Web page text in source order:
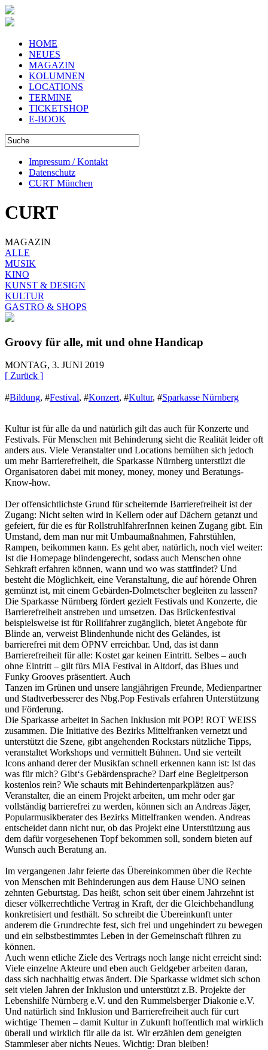
HOME
NEUES
MAGAZIN
KOLUMNEN
LOCATIONS
TERMINE
TICKETSHOP
E-BOOK
Impressum / Kontakt
Datenschutz
CURT München
CURT
MAGAZIN
ALLE
MUSIK
KINO
KUNST & DESIGN
KULTUR
GASTRO & SHOPS
Groovy für alle, mit und ohne Handicap
MONTAG, 3. JUNI 2019
[ Zurück ]
#Bildung, #Festival, #Konzert, #Kultur, #Sparkasse Nürnberg
Kultur ist für alle da und natürlich gilt das auch für Konzerte und
Festivals. Für Menschen mit Behinderung sieht die Realität leider oft
anders aus. Viele Veranstalter und Locations bemühen sich jedoch
um mehr Barrierefreiheit, die Sparkasse Nürnberg unterstüzt die
Organisatoren dabei mit money, money, money und Beratungs-
Know-how.
Der offensichtlichste Grund für scheiternde Barrierefreiheit ist der
Zugang: Nicht selten wird in Kellern oder auf Dächern getanzt und
gefeiert, für die es für RollstruhlfahrerInnen keinen Zugang gibt. Ein
Umstand, dem man nur mit Umbaumaßnahmen, Fahrstühlen,
Rampen, beikommen kann. Es geht aber, natürlich, noch viel weiter:
Ist die Homepage blindengerecht, sodass auch Menschen ohne
Sehkraft erfahren können, wann und wo was stattfindet? Und
besteht die Möglichkeit, eine Veranstaltung, die auf hörende Ohren
gemünzt ist, mit einem Gebärden-Dolmetscher begleiten zu lassen?
Die Sparkasse Nürnberg fördert gezielt Festivals und Konzerte, die
Barrierefreiheit anstreben und umsetzen. Das Brückenfestival
beispielsweise ist für Rollifahrer zugänglich, bietet Angebote für
Blinde an, verweist Blindenhunde nicht des Geländes, ist
barrierefrei mit dem ÖPNV erreichbar. Und, das ist dann
Barrierefreiheit für alle: Kostet gar keinen Eintritt. Selbes – auch
ohne Eintritt – gilt fürs MIA Festival in Altdorf, das Blues und
Funky Grooves präsentiert. Auch
Tanzen im Grünen und unsere langjährigen Freunde, Medienpartner
und Stadtverbesserer des Nbg.Pop Festivals erfahren Unterstützung
und Förderung.
Die Sparkasse arbeitet in Sachen Inklusion mit POP! ROT WEISS
zusammen. Die Initiative des Bezirks Mittelfranken vernetzt und
unterstützt die Szene, gibt angehenden Rockstars nützliche Tipps,
veranstaltet Workshops und vermittelt Bühnen. Und sie verteilt
Icons anhand derer der Musikfan schnell erkennen kann ist: Ist das
was für mich? Gibt‘s Gebärdensprache? Darf eine Begleitperson
kostenlos rein? Wie schauts mit Behindertenparkplätzen aus?
Veranstalter, die an einem Projekt arbeiten, um mehr oder gar
vollständig barrierefrei zu werden, können sich an Andreas Jäger,
Popularmusikberater des Bezirks Mittelfranken wenden. Andreas
entscheidet dann nicht nur, ob das Projekt eine Unterstützung aus
dem dafür vorgesehenen Topf bekommen soll, sondern bieten auf
Wunsch auch Beratung an.
Im vergangenen Jahr feierte das Übereinkommen über die Rechte
von Menschen mit Behinderungen aus dem Hause UNO seinen
zehnten Geburtstag. Das heißt, schon seit über einem Jahrzehnt ist
dieser völkerrechtliche Vertrag in Kraft, der die Gleichbehandlung
konkretisiert und festhält. So schreibt die Übereinkunft unter
anderem die Grundrechte fest, sich frei und ungehindert zu bewegen
und ein selbstbestimmtes Leben in der Gemeinschaft führen zu
können.
Auch wenn etliche Ziele des Vertrags noch lange nicht erreicht sind:
Viele einzelne Akteure und eben auch Geldgeber arbeiten daran,
dass sich nachhaltig etwas ändert. Die Sparkasse widmet sich schon
seit vielen Jahren der Inklusion und unterstützt z.B. Projekte der
Lebenshilfe Nürnberg e.V. und den Rummelsberger Diakonie e.V.
Und natürlich sind Inklusion und Barrierefreiheit auch für curt
wichtige Themen – damit Kultur in Zukunft hoffentlich mal wirklich
überall und wirklich für alle da ist. Wir erzählen dem geneigten
Stammleser aber nichts Neues. Wichtig: Dran bleiben!